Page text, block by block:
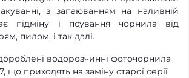
з запаюванням на наливній
підміну і псування чорнила від
пилом, і так далі.
водорозчинні фоточорнила
що приходять на заміну старої серії